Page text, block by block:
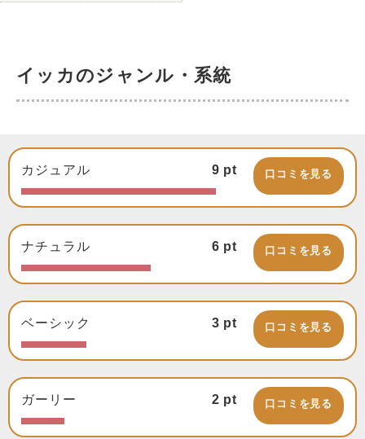
イッカのジャンル・系統
カジュアル 9 pt 口コミを見る
ナチュラル 6 pt 口コミを見る
ベーシック 3 pt 口コミを見る
ガーリー 2 pt 口コミを見る